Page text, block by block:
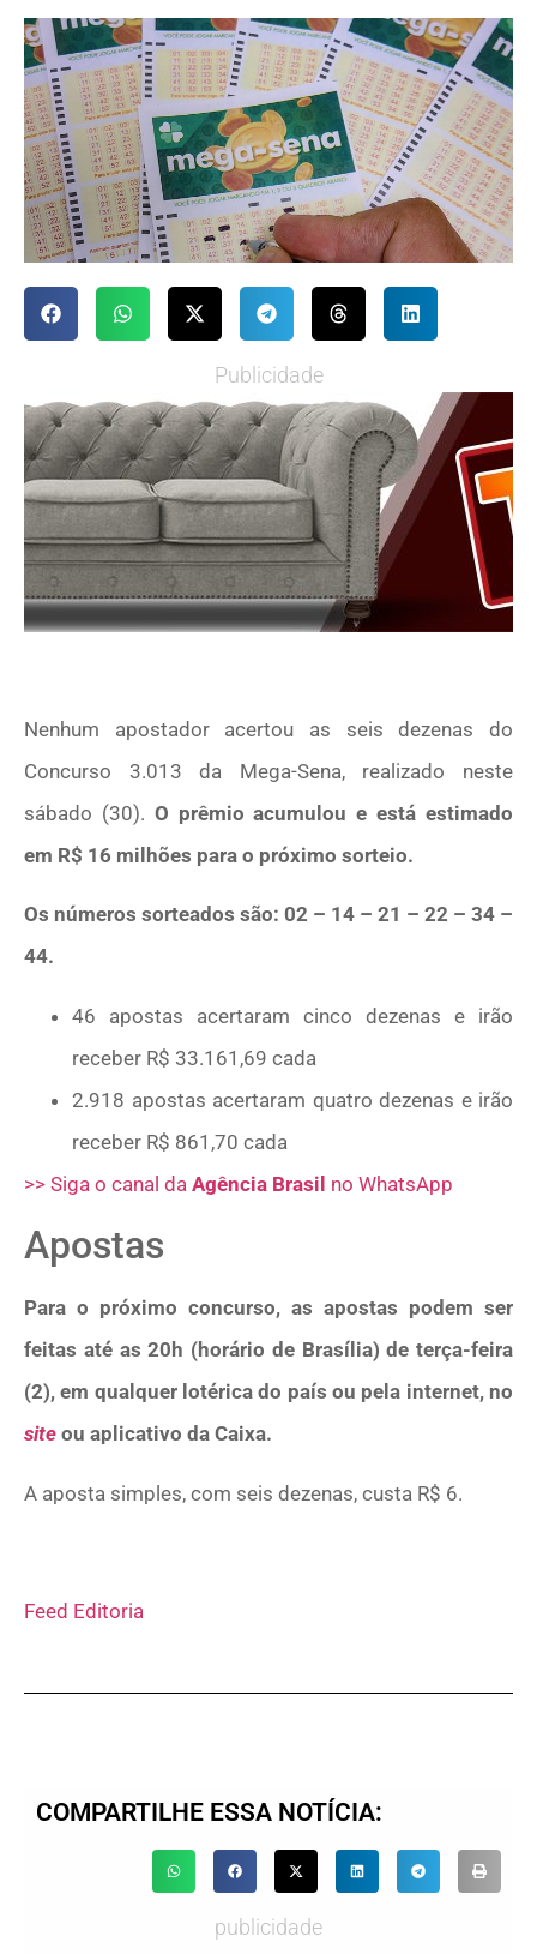
Publicidade
Nenhum apostador acertou as seis dezenas do
Concurso 3.013 da Mega-Sena, realizado neste
sábado (30). O prêmio acumulou e está estimado
em R$ 16 milhões para o próximo sorteio.
Os números sorteados são: 02 – 14 – 21 – 22 – 34 –
44.
46 apostas acertaram cinco dezenas e irão
receber R$ 33.161,69 cada
2.918 apostas acertaram quatro dezenas e irão
receber R$ 861,70 cada
>> Siga o canal da Agência Brasil no WhatsApp
Apostas
Para o próximo concurso, as apostas podem ser
feitas até as 20h (horário de Brasília) de terça-feira
(2), em qualquer lotérica do país ou pela internet, no
site ou aplicativo da Caixa.
A aposta simples, com seis dezenas, custa R$ 6.
Feed Editoria
COMPARTILHE ESSA NOTÍCIA:
publicidade